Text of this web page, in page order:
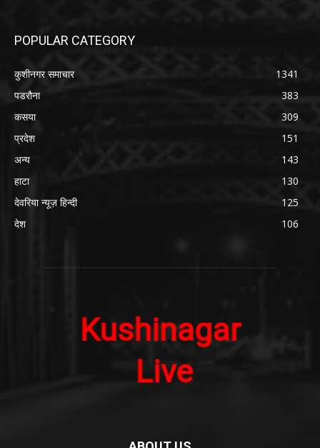
POPULAR CATEGORY
कुशीनगर समाचार
1341
पडरौना
383
कसया
309
प्रदेश
151
अन्य
143
हाटा
130
देवरिया न्यूज़ हिन्दी
125
देश
106